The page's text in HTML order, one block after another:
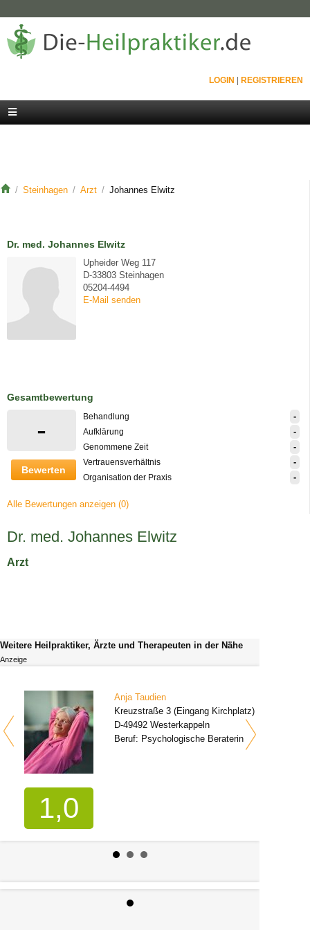
LOGIN REGISTRIEREN
Steinhagen Arzt Johannes Elwitz
Dr. med. Johannes Elwitz
Upheider Weg 117
D-33803 Steinhagen
05204-4494
E-Mail senden
Gesamtbewertung
-
Bewerten
Behandlung -
Aufklärung -
Genommene Zeit -
Vertrauensverhältnis -
Organisation der Praxis -
Alle Bewertungen anzeigen (0)
Dr. med. Johannes Elwitz
Arzt
Weitere Heilpraktiker, Ärzte und Therapeuten in der Nähe
Anzeige
1,0
Anja Taudien
Kreuzstraße 3 (Eingang Kirchplatz)
D-49492 Westerkappeln
Beruf: Psychologische Beraterin